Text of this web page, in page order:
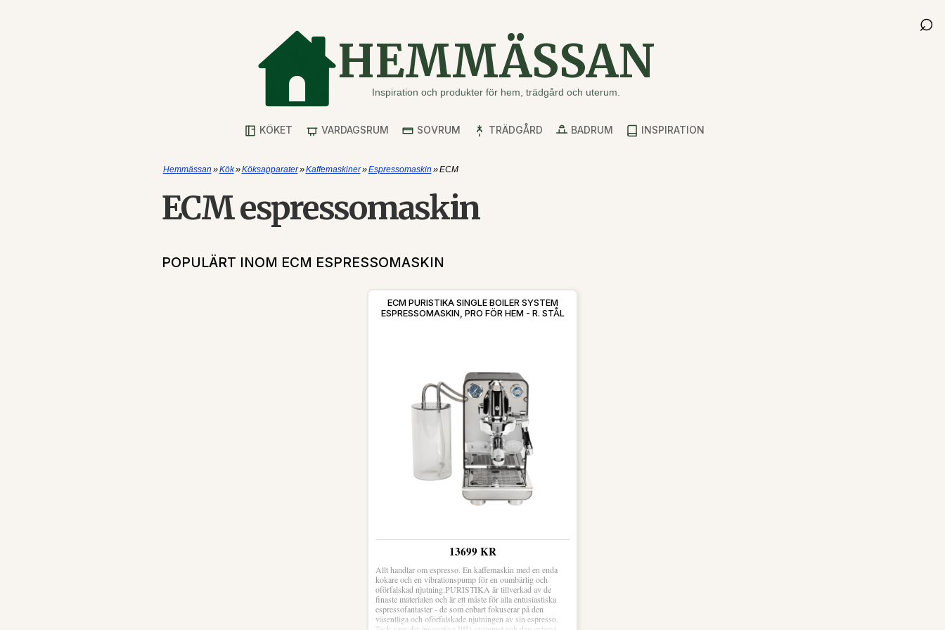
HEMMÄSSAN
Inspiration och produkter för hem, trädgård och uterum.
⌕
KÖKET VARDAGSRUM SOVRUM TRÄDGÅRD BADRUM INSPIRATION
Hemmässan »Kök»Köksapparater»Kaffemaskiner»Espressomaskin »ECM
ECM espressomaskin
POPULÄRT INOM ECM ESPRESSOMASKIN
ECM PURISTIKA SINGLE BOILER SYSTEM
ESPRESSOMASKIN, PRO FÖR HEM - R. STÅL
13699 KR
Allt handlar om espresso. En kaffemaskin med en enda
kokare och en vibrationspump för en oumbärlig och
oförfalskad njutning.PURISTIKA är tillverkad av de
finaste materialen och är ett måste för alla entusiastiska
espressofantaster - de som enbart fokuserar på den
väsentliga och oförfalskade njutningen av sin espresso.